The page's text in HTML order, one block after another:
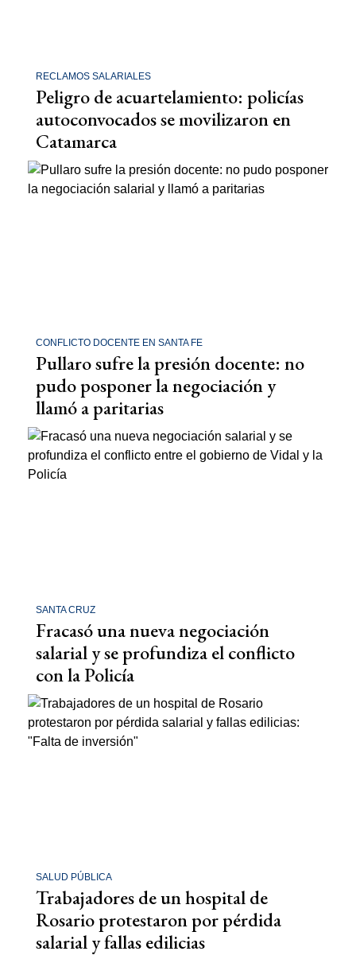
RECLAMOS SALARIALES
Peligro de acuartelamiento: policías
autoconvocados se movilizaron en
Catamarca
CONFLICTO DOCENTE EN SANTA FE
Pullaro sufre la presión docente: no
pudo posponer la negociación y
llamó a paritarias
SANTA CRUZ
Fracasó una nueva negociación
salarial y se profundiza el conflicto
con la Policía
SALUD PÚBLICA
Trabajadores de un hospital de
Rosario protestaron por pérdida
salarial y fallas edilicias